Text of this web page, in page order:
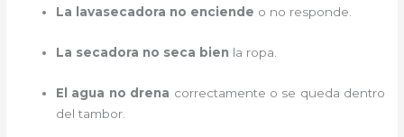
La lavasecadora no enciende o no responde.
La secadora no seca bien la ropa.
El agua no drena correctamente o se queda dentro
del tambor.